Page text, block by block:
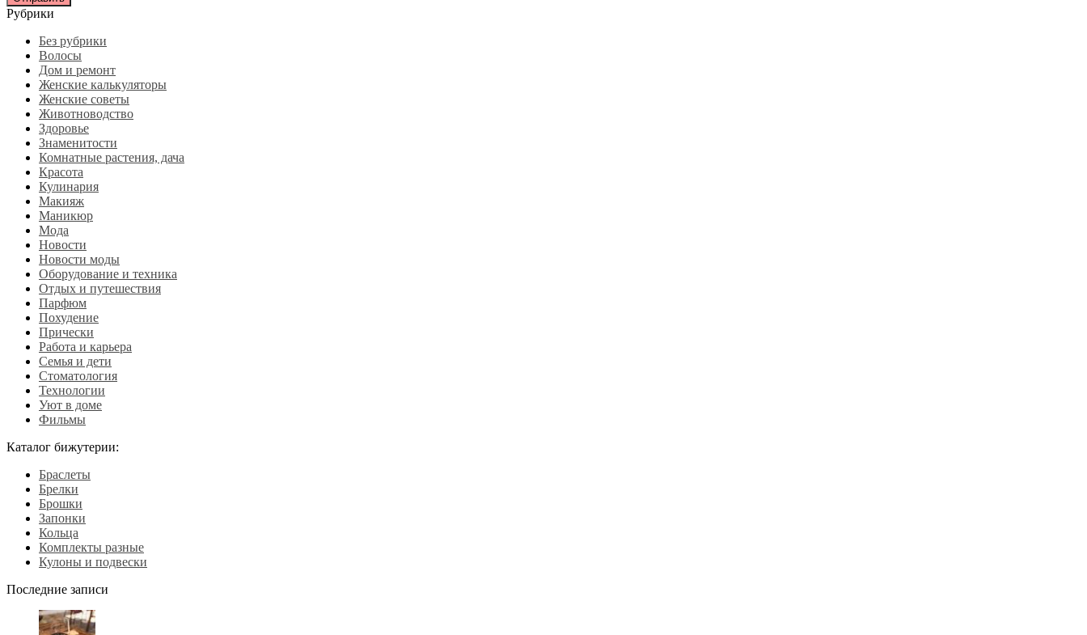
Рубрики
Без рубрики
Волосы
Дом и ремонт
Женские калькуляторы
Женские советы
Животноводство
Здоровье
Знаменитости
Комнатные растения, дача
Красота
Кулинария
Макияж
Маникюр
Мода
Новости
Новости моды
Оборудование и техника
Отдых и путешествия
Парфюм
Похудение
Прически
Работа и карьера
Семья и дети
Стоматология
Технологии
Уют в доме
Фильмы
Каталог бижутерии:
Браслеты
Брелки
Брошки
Запонки
Кольца
Комплекты разные
Кулоны и подвески
Последние записи